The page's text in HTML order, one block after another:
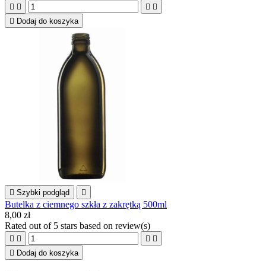
   
 Dodaj do koszyka
 Szybki podgląd 
Butelka z ciemnego szkła z zakrętką 500ml
8,00 zł
Rated out of 5 stars based on review(s)
   
 Dodaj do koszyka